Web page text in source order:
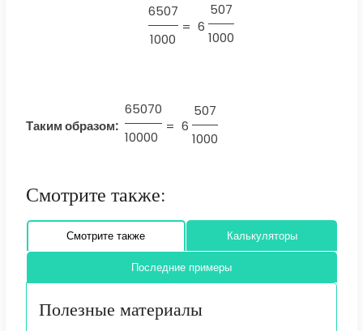
6507
1000
= 6
507
1000
Таким образом:
65070
10000
= 6
507
1000
Смотрите также:
Смотрите также Калькуляторы
Последние примеры
Полезные материалы